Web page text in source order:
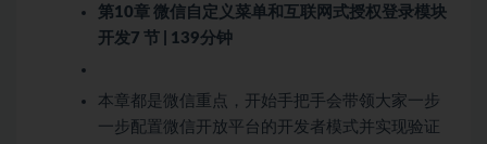
第10章 微信自定义菜单和互联网式授权登录模块
开发7 节 | 139分钟
本章都是微信重点，开始手把手会带领大家一步
一步配置微信开放平台的开发者模式并实现验证